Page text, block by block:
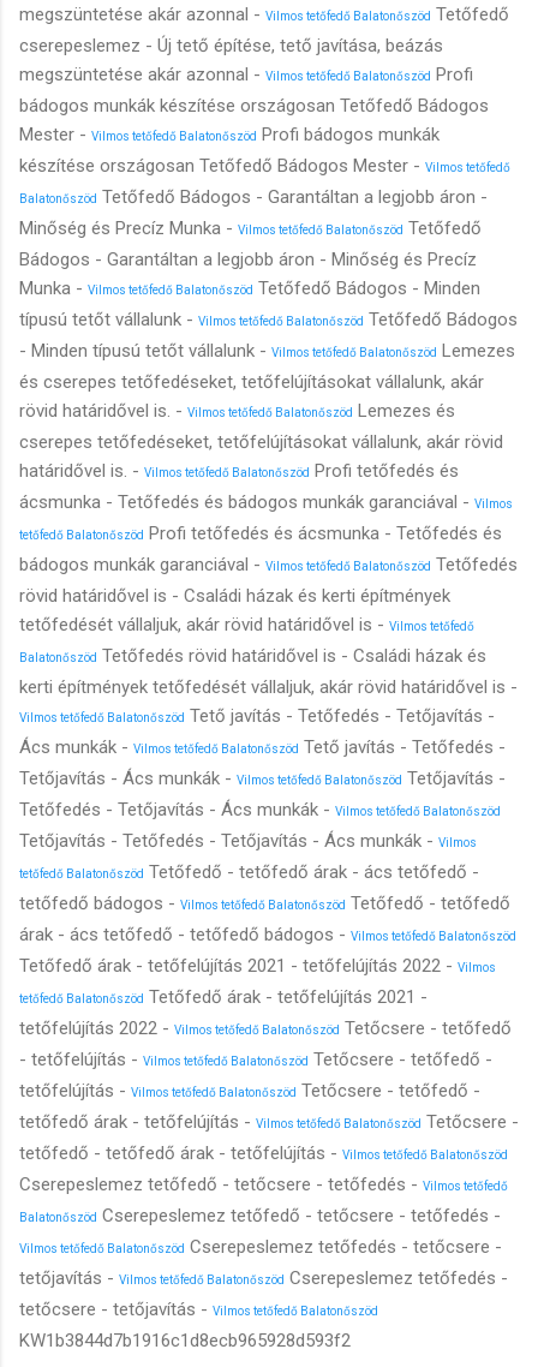
megszüntetése akár azonnal - Vilmos tetőfedő Balatonőszöd Tetőfedő
cserepeslemez - Új tető építése, tető javítása, beázás
megszüntetése akár azonnal - Vilmos tetőfedő Balatonőszöd Profi
bádogos munkák készítése országosan Tetőfedő Bádogos
Mester - Vilmos tetőfedő Balatonőszöd Profi bádogos munkák
készítése országosan Tetőfedő Bádogos Mester - Vilmos tetőfedő
Balatonőszöd Tetőfedő Bádogos - Garantáltan a legjobb áron -
Minőség és Precíz Munka - Vilmos tetőfedő Balatonőszöd Tetőfedő
Bádogos - Garantáltan a legjobb áron - Minőség és Precíz
Munka - Vilmos tetőfedő Balatonőszöd Tetőfedő Bádogos - Minden
típusú tetőt vállalunk - Vilmos tetőfedő Balatonőszöd Tetőfedő Bádogos
- Minden típusú tetőt vállalunk - Vilmos tetőfedő Balatonőszöd Lemezes
és cserepes tetőfedéseket, tetőfelújításokat vállalunk, akár
rövid határidővel is. - Vilmos tetőfedő Balatonőszöd Lemezes és
cserepes tetőfedéseket, tetőfelújításokat vállalunk, akár rövid
határidővel is. - Vilmos tetőfedő Balatonőszöd Profi tetőfedés és
ácsmunka - Tetőfedés és bádogos munkák garanciával - Vilmos
tetőfedő Balatonőszöd Profi tetőfedés és ácsmunka - Tetőfedés és
bádogos munkák garanciával - Vilmos tetőfedő Balatonőszöd Tetőfedés
rövid határidővel is - Családi házak és kerti építmények
tetőfedését vállaljuk, akár rövid határidővel is - Vilmos tetőfedő
Balatonőszöd Tetőfedés rövid határidővel is - Családi házak és
kerti építmények tetőfedését vállaljuk, akár rövid határidővel is -
Vilmos tetőfedő Balatonőszöd Tető javítás - Tetőfedés - Tetőjavítás -
Ács munkák - Vilmos tetőfedő Balatonőszöd Tető javítás - Tetőfedés -
Tetőjavítás - Ács munkák - Vilmos tetőfedő Balatonőszöd Tetőjavítás -
Tetőfedés - Tetőjavítás - Ács munkák - Vilmos tetőfedő Balatonőszöd
Tetőjavítás - Tetőfedés - Tetőjavítás - Ács munkák - Vilmos
tetőfedő Balatonőszöd Tetőfedő - tetőfedő árak - ács tetőfedő -
tetőfedő bádogos - Vilmos tetőfedő Balatonőszöd Tetőfedő - tetőfedő
árak - ács tetőfedő - tetőfedő bádogos - Vilmos tetőfedő Balatonőszöd
Tetőfedő árak - tetőfelújítás 2021 - tetőfelújítás 2022 - Vilmos
tetőfedő Balatonőszöd Tetőfedő árak - tetőfelújítás 2021 -
tetőfelújítás 2022 - Vilmos tetőfedő Balatonőszöd Tetőcsere - tetőfedő
- tetőfelújítás - Vilmos tetőfedő Balatonőszöd Tetőcsere - tetőfedő -
tetőfelújítás - Vilmos tetőfedő Balatonőszöd Tetőcsere - tetőfedő -
tetőfedő árak - tetőfelújítás - Vilmos tetőfedő Balatonőszöd Tetőcsere -
tetőfedő - tetőfedő árak - tetőfelújítás - Vilmos tetőfedő Balatonőszöd
Cserepeslemez tetőfedő - tetőcsere - tetőfedés - Vilmos tetőfedő
Balatonőszöd Cserepeslemez tetőfedő - tetőcsere - tetőfedés -
Vilmos tetőfedő Balatonőszöd Cserepeslemez tetőfedés - tetőcsere -
tetőjavítás - Vilmos tetőfedő Balatonőszöd Cserepeslemez tetőfedés -
tetőcsere - tetőjavítás - Vilmos tetőfedő Balatonőszöd
KW1b3844d7b1916c1d8ecb965928d593f2